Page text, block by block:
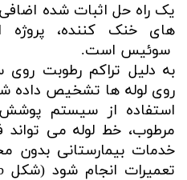
یک راه حل اثبات شده
های خنک کننده، پروژه
سوئیس است.
​​​​به دلیل تراکم رطوبت روی
استفاده از سیستم
مرطوب، خط لوله می
خدمات بیمارستانی بدون